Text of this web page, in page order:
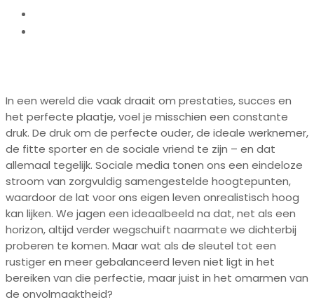
In een wereld die vaak draait om prestaties, succes en
het perfecte plaatje, voel je misschien een constante
druk. De druk om de perfecte ouder, de ideale werknemer,
de fitte sporter en de sociale vriend te zijn – en dat
allemaal tegelijk. Sociale media tonen ons een eindeloze
stroom van zorgvuldig samengestelde hoogtepunten,
waardoor de lat voor ons eigen leven onrealistisch hoog
kan lijken. We jagen een ideaalbeeld na dat, net als een
horizon, altijd verder wegschuift naarmate we dichterbij
proberen te komen. Maar wat als de sleutel tot een
rustiger en meer gebalanceerd leven niet ligt in het
bereiken van die perfectie, maar juist in het omarmen van
de onvolmaaktheid?